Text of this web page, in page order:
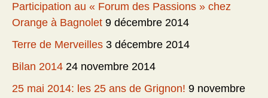
Participation au « Forum des Passions » chez
Orange à Bagnolet 9 décembre 2014
Terre de Merveilles 3 décembre 2014
Bilan 2014 24 novembre 2014
25 mai 2014: les 25 ans de Grignon! 9 novembre